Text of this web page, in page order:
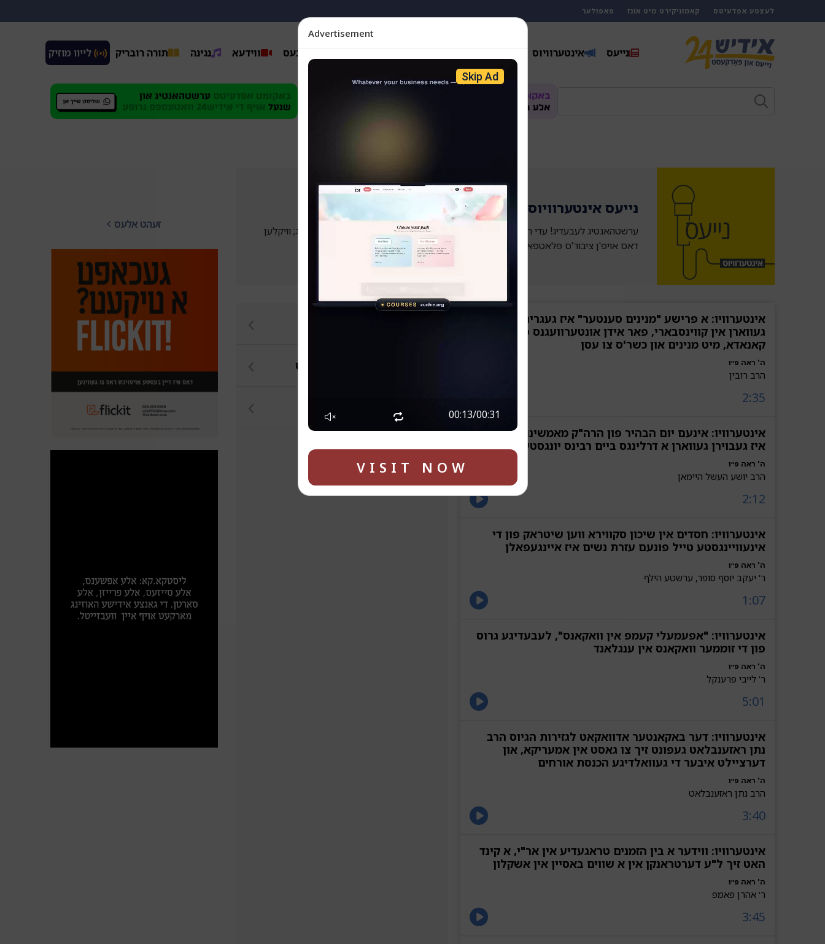
לעצטע אפדעיטס קאמוניקירט מיט אונז פאפולער
נייעס אינטערוויוס ביזנעס ווידעא נגינה תורה רובריק לייוו מוזיק
זעהט אלעס
נייעס אינטערוויוס
ערשטהאנטיג לעבעדיג! עדי ראי' וועלכע האבן נארוואס מיטגעהאלטן פאסירונגען לעבעדיג; וויקלען
דאס אויפ'ן ציבור'ס פלאטפארמע.
דרעזדנער-שמעלצער שמועס
אינטערוויו: א פרישע "מנינים סענטער" איז געגרינדעט
געווארן אין קווינסבארי, פאר אידן אונטערוועגנס פון
קאנאדא, מיט מנינים און כשר'ס צו עסן
ה' ראה פ״ו
הרב רובין
2:35
אינטערוויו: אינעם יום הבהיר פון הרה"ק מאמשינוב שליט"א
איז געבוירן געווארן א דרלינגס ביים רבינס יונגסטע קינד
ה' ראה פ״ו
הרב יושע העשל היימאן
2:12
אינטערוויו: חסדים אין שיכון סקווירא ווען שיטראק פון די
אינעוויינגסטע טייל פונעם עזרת נשים איז איינגעפאלן
ה' ראה פ״ו
ר' יעקב יוסף סופר, ערשטע הילף
1:07
אינטערוויו: "אפעמעלי קעמפ אין וואקאנס", לעבעדיגע גרוס
פון די זוממער וואקאנס אין ענגלאנד
ה' ראה פ״ו
ר' לייבי פרענקל
5:01
אינטערוויו: דער באקאנטער אדוואקאט לגזירות הגיוס הרב
נתן ראזענבלאט געפונט זיך צו גאסט אין אמעריקא, און
דערציילט איבער די געוואלדיגע הכנסת אורחים
ה' ראה פ״ו
הרב נתן ראזענבלאט
3:40
אינטערוויו: ווידער א בין הזמנים טראגעדיע אין אר"י, א קינד
האט זיך ל"ע דערטראנקן אין א שווים באסיין אין אשקלון
ה' ראה פ״ו
ר' אהרן פאמפ
3:45
Advertisement
Skip Ad
00:14/00:31
VISIT NOW